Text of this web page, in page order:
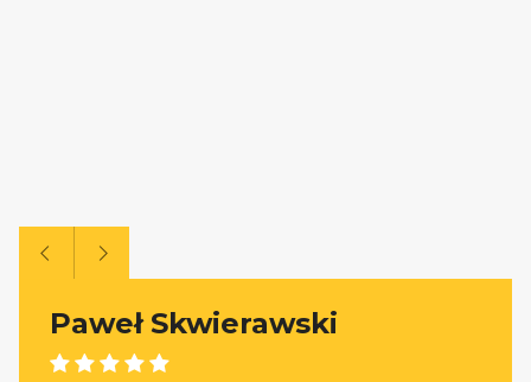
Paweł Skwierawski